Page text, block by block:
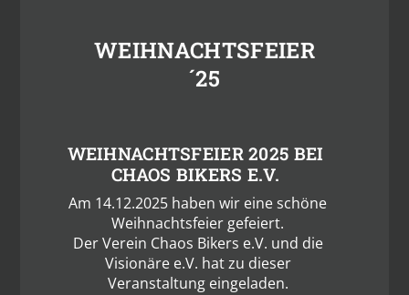
WEIHNACHTSFEIER
´25
WEIHNACHTSFEIER 2025 BEI
CHAOS BIKERS E.V.
Am 14.12.2025 haben wir eine schöne
Weihnachtsfeier gefeiert.
Der Verein Chaos Bikers e.V. und die
Visionäre e.V. hat zu dieser
Veranstaltung eingeladen.